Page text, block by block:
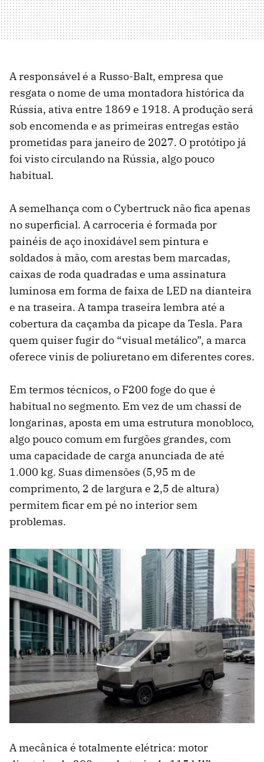
A responsável é a Russo-Balt, empresa que
resgata o nome de uma montadora histórica da
Rússia, ativa entre 1869 e 1918. A produção será
sob encomenda e as primeiras entregas estão
prometidas para janeiro de 2027. O protótipo já
foi visto circulando na Rússia, algo pouco
habitual.
A semelhança com o Cybertruck não fica apenas
no superficial. A carroceria é formada por
painéis de aço inoxidável sem pintura e
soldados à mão, com arestas bem marcadas,
caixas de roda quadradas e uma assinatura
luminosa em forma de faixa de LED na dianteira
e na traseira. A tampa traseira lembra até a
cobertura da caçamba da picape da Tesla. Para
quem quiser fugir do “visual metálico”, a marca
oferece vinis de poliuretano em diferentes cores.
Em termos técnicos, o F200 foge do que é
habitual no segmento. Em vez de um chassi de
longarinas, aposta em uma estrutura monobloco,
algo pouco comum em furgões grandes, com
uma capacidade de carga anunciada de até
1.000 kg. Suas dimensões (5,95 m de
comprimento, 2 de largura e 2,5 de altura)
permitem ficar em pé no interior sem
problemas.
A mecânica é totalmente elétrica: motor